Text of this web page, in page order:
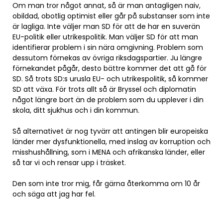
Om man tror något annat, så är man antagligen naiv,
obildad, obotlig optimist eller går på substanser som inte
är lagliga. Inte väljer man SD för att de har en suverän
EU-politik eller utrikespolitik. Man väljer SD för att man
identifierar problem i sin nära omgivning. Problem som
dessutom förnekas av övriga riksdagspartier. Ju längre
förnekandet pågår, desto bättre kommer det att gå för
SD. Så trots SD:s urusla EU- och utrikespolitik, så kommer
SD att växa. För trots allt så är Bryssel och diplomatin
något längre bort än de problem som du upplever i din
skola, ditt sjukhus och i din kommun.
Så alternativet är nog tyvärr att antingen blir europeiska
länder mer dysfunktionella, med inslag av korruption och
misshushållning, som i MENA och afrikanska länder, eller
så tar vi och rensar upp i träsket.
Den som inte tror mig, får gärna återkomma om 10 år
och säga att jag har fel.